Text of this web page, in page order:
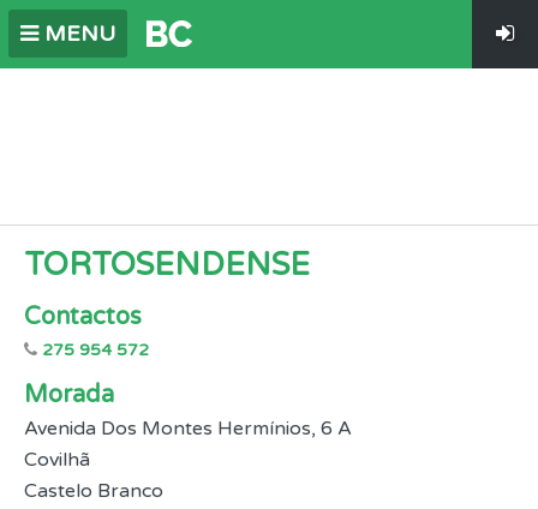
MENU
TORTOSENDENSE
Contactos
275 954 572
Morada
Avenida Dos Montes Hermínios, 6 A
Covilhã
Castelo Branco